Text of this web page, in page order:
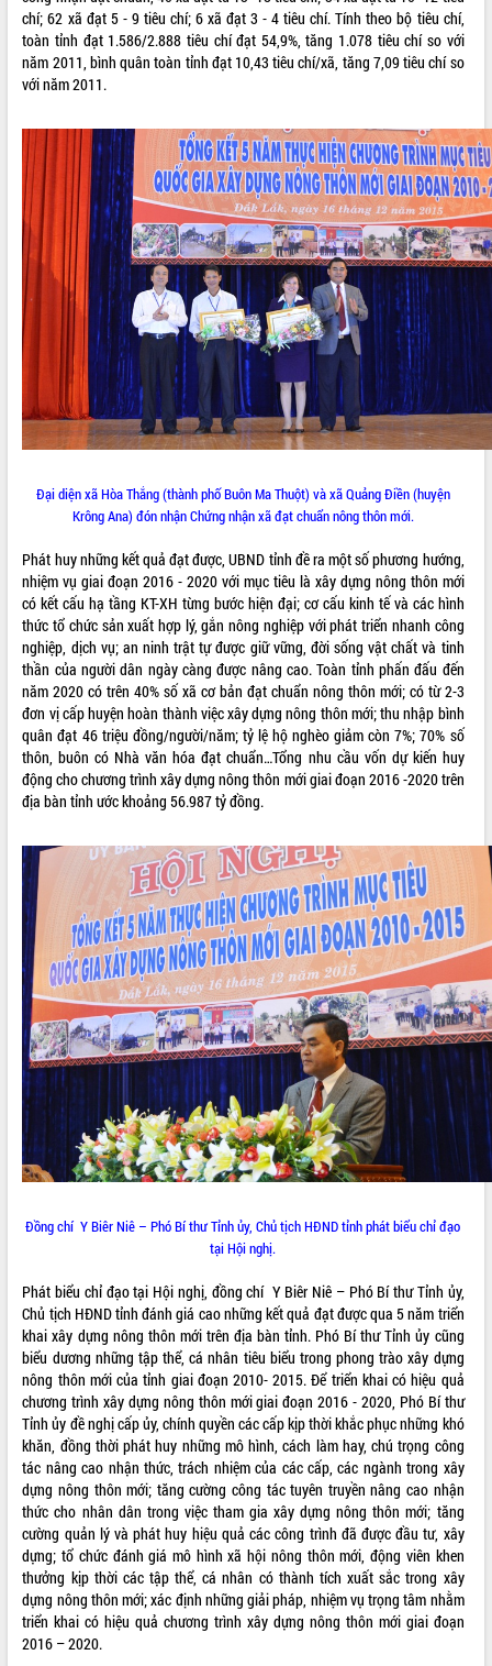
chí; 62 xã đạt 5 - 9 tiêu chí; 6 xã đạt 3 - 4 tiêu chí. Tính theo bộ tiêu chí,
toàn tỉnh đạt 1.586/2.888 tiêu chí đạt 54,9%, tăng 1.078 tiêu chí so với
năm 2011, bình quân toàn tỉnh đạt 10,43 tiêu chí/xã, tăng 7,09 tiêu chí so
với năm 2011.
Đại diện xã Hòa Thắng (thành phố Buôn Ma Thuột) và xã Quảng Điền (huyện
Krông Ana) đón nhận Chứng nhận xã đạt chuẩn nông thôn mới.
Phát huy những kết quả đạt được, UBND tỉnh đề ra một số phương hướng,
nhiệm vụ giai đoạn 2016 - 2020 với mục tiêu là xây dựng nông thôn mới
có kết cấu hạ tầng KT-XH từng bước hiện đại; cơ cấu kinh tế và các hình
thức tổ chức sản xuất hợp lý, gắn nông nghiệp với phát triển nhanh công
nghiệp, dịch vụ; an ninh trật tự được giữ vững, đời sống vật chất và tinh
thần của người dân ngày càng được nâng cao. Toàn tỉnh phấn đấu đến
năm 2020 có trên 40% số xã cơ bản đạt chuẩn nông thôn mới; có từ 2-3
đơn vị cấp huyện hoàn thành việc xây dựng nông thôn mới; thu nhập bình
quân đạt 46 triệu đồng/người/năm; tỷ lệ hộ nghèo giảm còn 7%; 70% số
thôn, buôn có Nhà văn hóa đạt chuẩn…Tổng nhu cầu vốn dự kiến huy
động cho chương trình xây dựng nông thôn mới giai đoạn 2016 -2020 trên
địa bàn tỉnh ước khoảng 56.987 tỷ đồng.
Đồng chí Y Biêr Niê – Phó Bí thư Tỉnh ủy, Chủ tịch HĐND tỉnh phát biểu chỉ đạo
tại Hội nghị.
Phát biểu chỉ đạo tại Hội nghị, đồng chí Y Biêr Niê – Phó Bí thư Tỉnh ủy,
Chủ tịch HĐND tỉnh đánh giá cao những kết quả đạt được qua 5 năm triển
khai xây dựng nông thôn mới trên địa bàn tỉnh. Phó Bí thư Tỉnh ủy cũng
biểu dương những tập thể, cá nhân tiêu biểu trong phong trào xây dựng
nông thôn mới của tỉnh giai đoạn 2010- 2015. Để triển khai có hiệu quả
chương trình xây dựng nông thôn mới giai đoạn 2016 - 2020, Phó Bí thư
Tỉnh ủy đề nghị cấp ủy, chính quyền các cấp kịp thời khắc phục những khó
khăn, đồng thời phát huy những mô hình, cách làm hay, chú trọng công
tác nâng cao nhận thức, trách nhiệm của các cấp, các ngành trong xây
dựng nông thôn mới; tăng cường công tác tuyên truyền nâng cao nhận
thức cho nhân dân trong việc tham gia xây dựng nông thôn mới; tăng
cường quản lý và phát huy hiệu quả các công trình đã được đầu tư, xây
dựng; tổ chức đánh giá mô hình xã hội nông thôn mới, động viên khen
thưởng kịp thời các tập thể, cá nhân có thành tích xuất sắc trong xây
dựng nông thôn mới; xác định những giải pháp, nhiệm vụ trọng tâm nhằm
triển khai có hiệu quả chương trình xây dựng nông thôn mới giai đoạn
2016 – 2020.